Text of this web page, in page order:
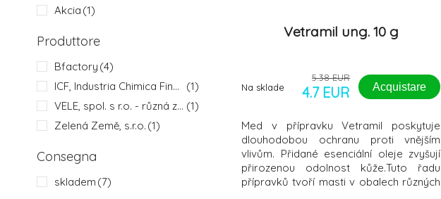
Akcia (1)
Produttore
Bfactory (4)
ICF, Industria Chimica Fine s.r.i.
(1)
VELE, spol. s r.o. - různá zastoupení (1)
Zelená Země, s.r.o. (1)
Consegna
skladem (7)
Vetramil ung. 10 g
Na sklade
5.38 EUR
4.7 EUR Acquistare
Med v přípravku Vetramil poskytuje
dlouhodobou ochranu proti vnějším
vlivům. Přidané esenciální oleje zvyšují
přirozenou odolnost kůže.Tuto řadu
přípravků tvoří masti v obalech různých